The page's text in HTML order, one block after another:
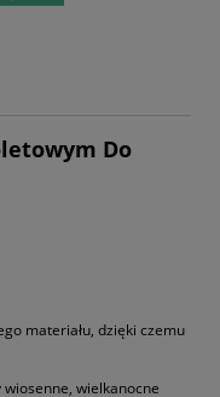
Do
materiału, dzięki czemu
wielkanocne